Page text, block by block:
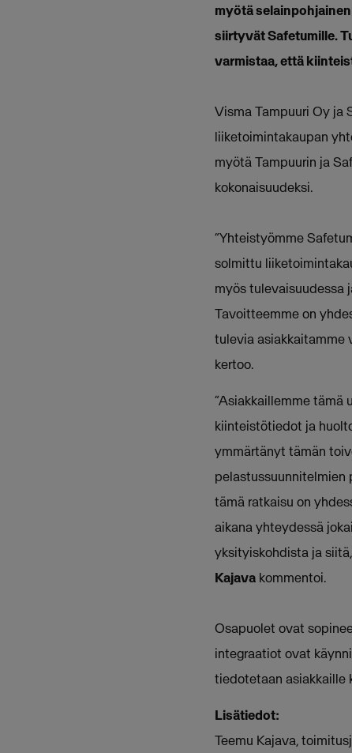
myötä
siirtyvätSafetumille.
varmistaa,että
Visma Tampuuri Oy ja
liiketoimintakaupan
myötä Tampuurin ja
kokonaisuudeksi.
“Yhteistyömme
solmittu
myös tulevaisuudessa
Tavoitteemme on
tulevia asiakkaitamme
kertoo.
”Asiakkaillemme tämä
kiinteistötiedot ja
ymmärtänyt tämän
tämä ratkaisu on
aikana yhteydessä
yksityiskohdista ja
Kajava kommentoi.
Osapuolet ovat
integraatiot ovat
tiedotetaan asiakkaille
Lisätiedot:
Teemu Kajava,